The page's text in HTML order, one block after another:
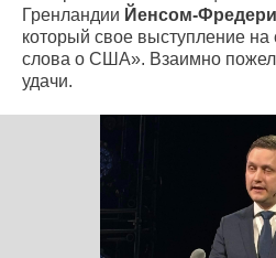
Гренландии Йенсом-
который свое выступление
слова о США». Взаимно
удачи.